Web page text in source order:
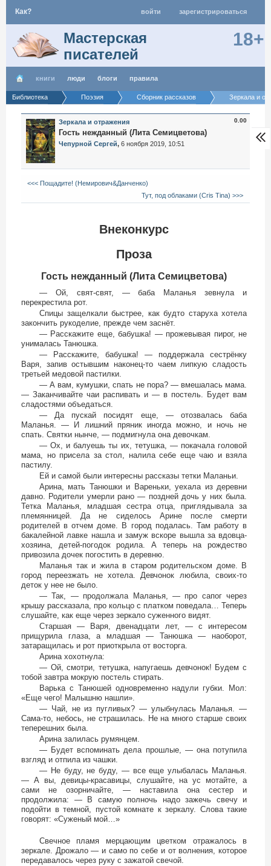
Как? войти зарегистрироваться
Мастерская
писателей
18+
книги люди блоги правила
Библиотека Поэзия Сборник рассказов Зеркала и
Зеркала и отражения
Гость нежданный (Лита Семицветова)
Чепурной Сергей, 6 ноября 2019, 10:51
0.00
<<< Пощадите! (Немирович&Данченко)
Тут, под облаками (Cris Tina) >>>
Внеконкурс
Проза
Гость нежданный (Лита Семицветова)
— Ой, свят-свят, — баба Маланья зевнула и
перекрестила рот.
Спицы защелкали быстрее, как будто старуха хотела
закончить рукоделие, прежде чем заснёт.
— Расскажите еще, бабушка! — прожевывая пирог, не
унималась Танюшка.
— Расскажите, бабушка! — поддержала сестрёнку
Варя, запив остывшим наконец-то чаем липкую сладость
третьей медовой пастилки.
— А вам, кумушки, спать не пора? — вмешалась мама.
— Заканчивайте чаи распивать и — в постель. Будет вам
сладостями объедаться.
— Да пускай посидят еще, — отозвалась баба
Маланья. — И лишний пряник иногда можно, и ночь не
спать. Святки нынче, — подмигнула она девочкам.
— Ох, и балуешь ты их, тетушка, — покачала головой
мама, но присела за стол, налила себе еще чаю и взяла
пастилу.
Ей и самой были интересны рассказы тетки Маланьи.
Арина, мать Танюшки и Вареньки, уехала из деревни
давно. Родители умерли рано — поздней дочь у них была.
Тетка Маланья, младшая сестра отца, приглядывала за
племянницей. Да не сиделось Арине после смерти
родителей в отчем доме. В город подалась. Там работу в
бакалейной лавке нашла и замуж вскоре вышла за вдовца-
хозяина, детей-погодок родила. А теперь на рождество
привозила дочек погостить в деревню.
Маланья так и жила в старом родительском доме. В
город переезжать не хотела. Девчонок любила, своих-то
деток у нее не было.
— Так, — продолжала Маланья, — про сапог через
крышу рассказала, про кольцо с платком поведала… Теперь
слушайте, как еще через зеркало суженного видят.
Старшая — Варя, двенадцати лет, — с интересом
прищурила глаза, а младшая — Танюшка — наоборот,
затаращилась и рот приоткрыла от восторга.
Арина хохотнула:
— Ой, смотри, тетушка, напугаешь девчонок! Будем с
тобой завтра мокрую постель стирать.
Варька с Танюшей одновременно надули губки. Мол:
«Еще чего! Малышню нашли».
— Чай, не из пугливых? — улыбнулась Маланья. —
Сама-то, небось, не страшилась. Не на много старше своих
теперешних была.
Арина залилась румянцем.
— Будет вспоминать дела прошлые, — она потупила
взгляд и отпила из чашки.
— Не буду, не буду, — все еще улыбалась Маланья.
— А вы, девицы-красавицы, слушайте, на ус мотайте, а
сами не озорничайте, — наставила она сестер и
продолжила: — В самую полночь надо зажечь свечу и
подойти в темной, пустой комнате к зеркалу. Слова такие
говорят: «Суженый мой…»
Свечное пламя мерцающим цветком отражалось в
зеркале. Дрожало — и само по себе и от волнения, которое
передавалось через руку с зажатой свечой.